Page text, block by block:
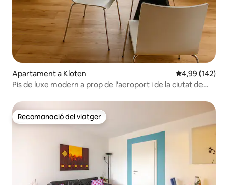
Apartament a Kloten 4,99 de
4,99 (142)
Pis de luxe modern a prop de l'aeroport i de la ciutat de
Recomanació del viatger
Recomanació del viatger